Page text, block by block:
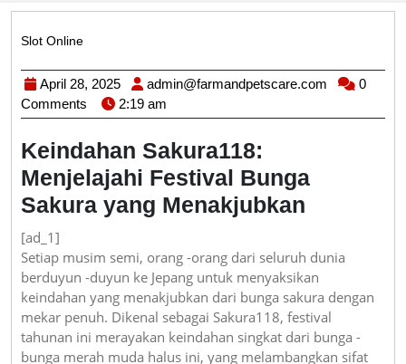
Slot Online
Category
April 28, 2025
April
28,
2025
admin@farmandpetscare.com
0
Comments
2:19 am
Keindahan Sakura118:
Menjelajahi Festival Bunga
Sakura yang Menakjubkan
[ad_1]
Setiap musim semi, orang -orang dari seluruh dunia
berduyun -duyun ke Jepang untuk menyaksikan
keindahan yang menakjubkan dari bunga sakura dengan
mekar penuh. Dikenal sebagai Sakura118, festival
tahunan ini merayakan keindahan singkat dari bunga -
bunga merah muda halus ini, yang melambangkan sifat